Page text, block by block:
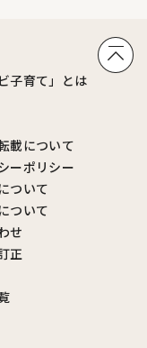
子育て」とは
載について
ーポリシー
ついて
ついて
せ
正